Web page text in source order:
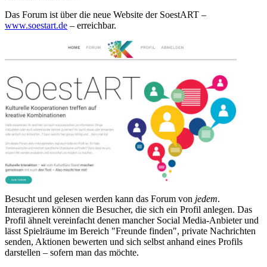
Das Forum ist über die neue Website der SoestART –
www.soestart.de – erreichbar.
Besucht und gelesen werden kann das Forum von jedem.
Interagieren können die Besucher, die sich ein Profil anlegen. Das
Profil ähnelt vereinfacht denen mancher Social Media-Anbieter und
lässt Spielräume im Bereich "Freunde finden", private Nachrichten
senden, Aktionen bewerten und sich selbst anhand eines Profils
darstellen – sofern man das möchte.